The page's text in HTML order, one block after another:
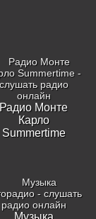
Радио Монте
Карло
Summertime
Музыка